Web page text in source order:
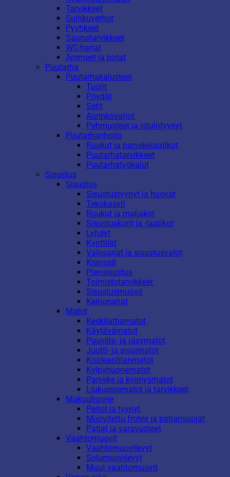
Tarvikkeet
Suihkuverhot
Pyyhkeet
Saunatarvikkeet
WC-harjat
Ammeet ja potat
Puutarha
Puutarhakalusteet
Tuolit
Pöydät
Setit
Aurinkovarjot
Pehmusteet ja istuintyynyt
Puutarhanhoito
Ruukut ja parvekelaatikot
Puutarhatarvikkeet
Puutarhatyökalut
Sisustus
Sisustus
Sisustustyynyt ja huovat
Tekokasvit
Ruukut ja maljakot
Sisustuskorit ja -laatikot
Lyhdyt
Kynttilät
Valosarjat ja sisustusvalot
Kranssit
Piensisustus
Toimistotarvikkeet
Sisustusmuovit
Keinonahat
Matot
Keskilattiamatot
Käytävämatot
Puuvilla- ja räsymatot
Juutti- ja sisalmatot
Kosteantilanmatot
Kylpyhuonematot
Parveke ja kynnysmatot
Liukuestematot ja tarvikkeet
Makuuhuone
Peitot ja tyynyt
Muovitettu frotee ja patjansuojat
Patjat ja varavuoteet
Vaahtomuovit
Vaahtomuovilevyt
Solumuovilevyt
Muut vaahtomuovit